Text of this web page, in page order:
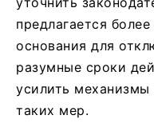
предлагается
основания для
разумные сроки
усилить механизмы
таких мер.